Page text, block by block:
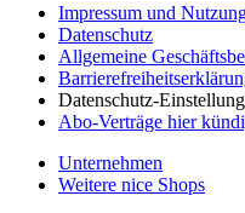
Impressum und
Datenschutz
Allgemeine
Datenschutz-
Abo-Verträge hier
Unternehmen
Weitere nice Shops